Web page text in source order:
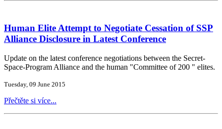
Human Elite Attempt to Negotiate Cessation of SSP
Alliance Disclosure in Latest Conference
Update on the latest conference negotiations between the Secret-
Space-Program Alliance and the human "Committee of 200 " elites.
Tuesday, 09 June 2015
Přečtěte si více...